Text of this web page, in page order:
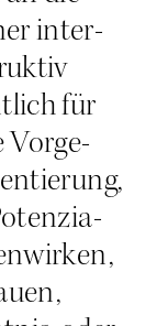
inter­
für
Vor­ge­